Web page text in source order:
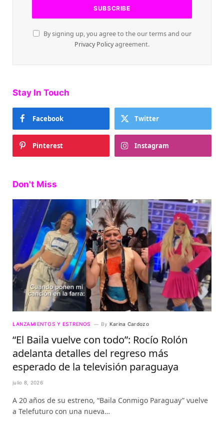
By signing up, you agree to the our terms and our
Privacy Policyagreement.
Stay In Touch
Facebook Twitter
Pinterest Instagram
Don't Miss
LANZAMIENTOS Y ESTRENOS By Karina Cardozo
“El Baila vuelve con todo”: Rocío Rolón
adelanta detalles del regreso más
esperado de la televisión paraguaya
julio 8, 2026
A 20 años de su estreno, “Baila Conmigo Paraguay” vuelve
a Telefuturo con una nueva…